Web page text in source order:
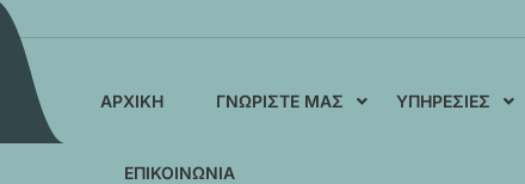
ΑΡΧΙΚΉ ΓΝΩΡΊΣΤΕ ΜΑΣ ΥΠΗΡΕΣΊΕΣ
ΕΠΙΚΟΙΝΩΝΊΑ